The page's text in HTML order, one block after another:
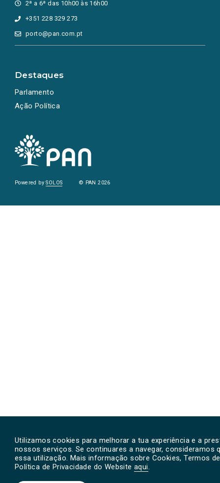
Utilizamos cookies para melhorar a tua experiência e a
nossos serviços. Se continuares a navegar, consideramos
essa utilização. Mais informação sobre Cookies, Termos
Política de Privacidade do Website aqui.
2ª a 6ª das 10h00 às 16h00
+351 228 329 273
porto@pan.com.pt
Destaques
Parlamento
Ação Política
Powered bySOLOS © PAN 2026